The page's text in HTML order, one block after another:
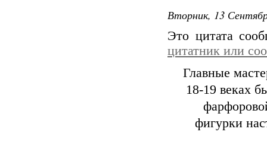
Вторник, 13
Это цитата
цитатник или
Главные
18-19 веках
фигурки